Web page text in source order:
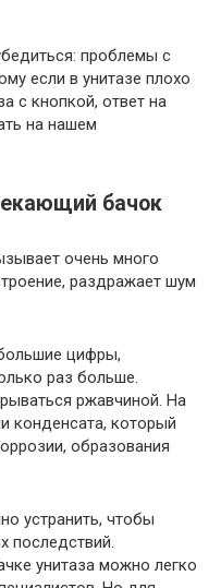
проблемы с
если в унитазе плохо
с кнопкой, ответ на
на нашем
бачок
очень много
раздражает шум
цифры,
раз больше.
ржавчиной. На
конденсата, который
образования
устранить, чтобы
последствий.
унитаза можно легко